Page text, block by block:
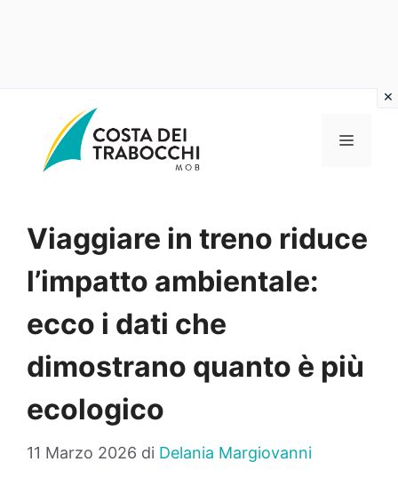
contenuto
MENU
Viaggiare in treno riduce
l’impatto ambientale:
ecco i dati che
dimostrano quanto è più
ecologico
11 Marzo 2026 di Delania Margiovanni